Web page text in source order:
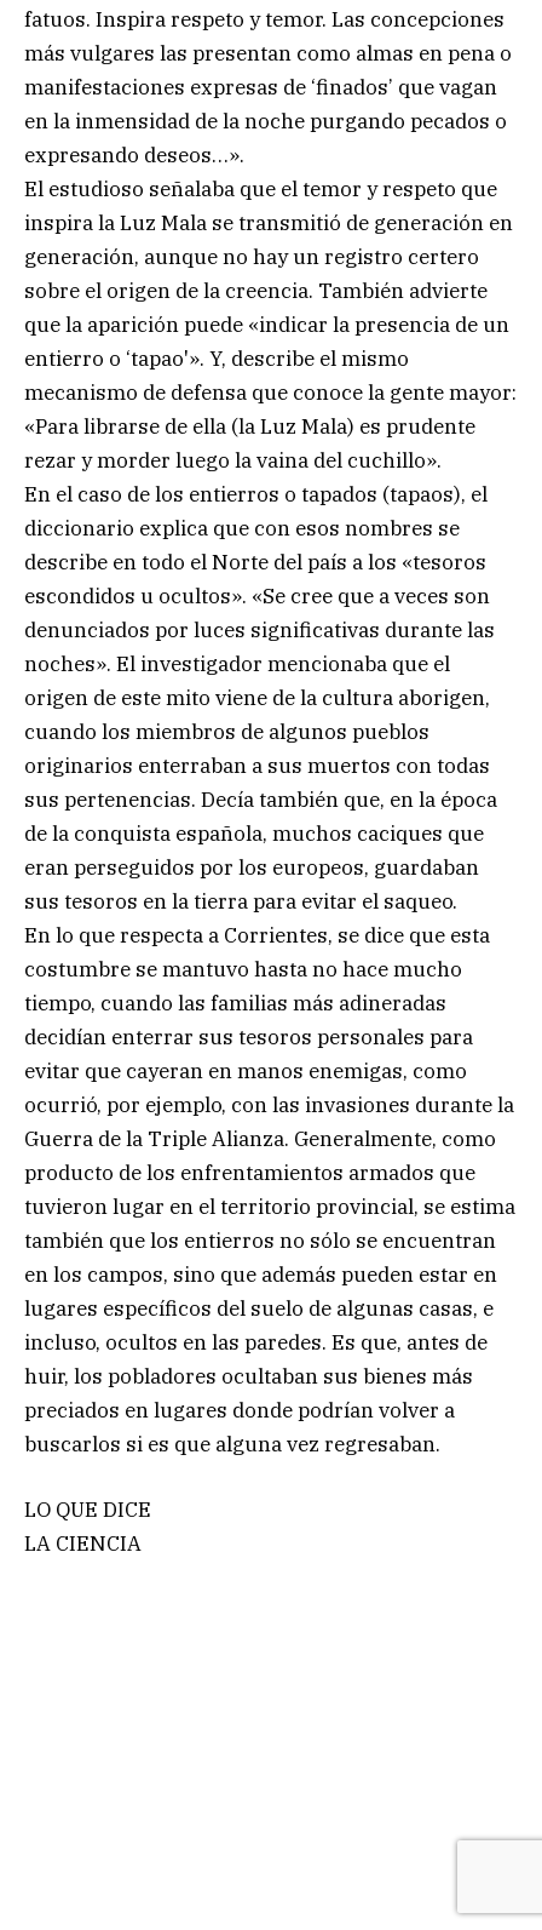
fatuos. Inspira respeto y temor. Las concepciones
más vulgares las presentan como almas en pena o
manifestaciones expresas de ‘finados’ que vagan
en la inmensidad de la noche purgando pecados o
expresando deseos…».
El estudioso señalaba que el temor y respeto que
inspira la Luz Mala se transmitió de generación en
generación, aunque no hay un registro certero
sobre el origen de la creencia. También advierte
que la aparición puede «indicar la presencia de un
entierro o ‘tapao'». Y, describe el mismo
mecanismo de defensa que conoce la gente mayor:
«Para librarse de ella (la Luz Mala) es prudente
rezar y morder luego la vaina del cuchillo».
En el caso de los entierros o tapados (tapaos), el
diccionario explica que con esos nombres se
describe en todo el Norte del país a los «tesoros
escondidos u ocultos». «Se cree que a veces son
denunciados por luces significativas durante las
noches». El investigador mencionaba que el
origen de este mito viene de la cultura aborigen,
cuando los miembros de algunos pueblos
originarios enterraban a sus muertos con todas
sus pertenencias. Decía también que, en la época
de la conquista española, muchos caciques que
eran perseguidos por los europeos, guardaban
sus tesoros en la tierra para evitar el saqueo.
En lo que respecta a Corrientes, se dice que esta
costumbre se mantuvo hasta no hace mucho
tiempo, cuando las familias más adineradas
decidían enterrar sus tesoros personales para
evitar que cayeran en manos enemigas, como
ocurrió, por ejemplo, con las invasiones durante la
Guerra de la Triple Alianza. Generalmente, como
producto de los enfrentamientos armados que
tuvieron lugar en el territorio provincial, se estima
también que los entierros no sólo se encuentran
en los campos, sino que además pueden estar en
lugares específicos del suelo de algunas casas, e
incluso, ocultos en las paredes. Es que, antes de
huir, los pobladores ocultaban sus bienes más
preciados en lugares donde podrían volver a
buscarlos si es que alguna vez regresaban.
LO QUE DICE
LA CIENCIA